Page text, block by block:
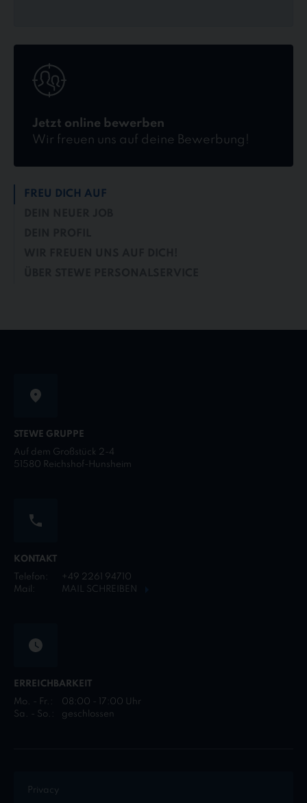
Jetzt online bewerben
Wir freuen uns auf deine Bewerbung!
online
bewerben
FREU DICH AUF
STEWE GRUPPE
Auf dem Großstück 2-4
51580 Reichshof-Hunsheim
KONTAKT
Telefon:
+49 2261 94710
Mail:
MAIL SCHREIBEN
ERREICHBARKEIT
Mo. - Fr.:
08:00 - 17:00 Uhr
Sa. - So.:
geschlossen
Privacy